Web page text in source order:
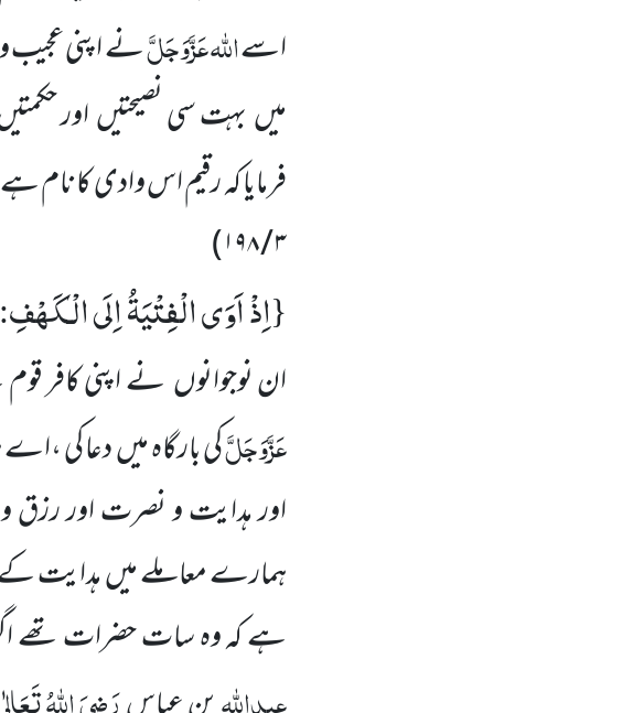
اسےاللّٰہعَزَّوَجَلَّنے اپنی عجیب
میں بہت سی نصیحتیں اور
فرمایا کہ رقیم اس وادی کا
۳ / ۱۹۸
)
{اِذْ اَوَى الْفِتْیَةُ اِلَى الْـكَهْفِ
ان نوجوانوں نے اپنی کافر
عَزَّوَجَلَّکی بارگاہ میں دعا کی
اور ہدایت و نصرت اور رزق
ہمارے معاملے میں ہدایت کے
ہے کہ وہ سات حضرات تھے
عبداللّٰہ رَضِیَ اللّٰہُ